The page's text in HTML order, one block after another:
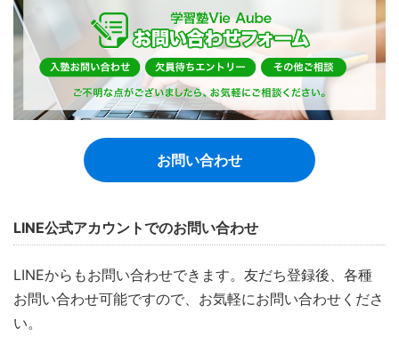
お問い合わせ
LINE公式アカウントでのお問い合わせ
LINEからもお問い合わせできます。友だち登録後、各種
お問い合わせ可能ですので、お気軽にお問い合わせくださ
い。